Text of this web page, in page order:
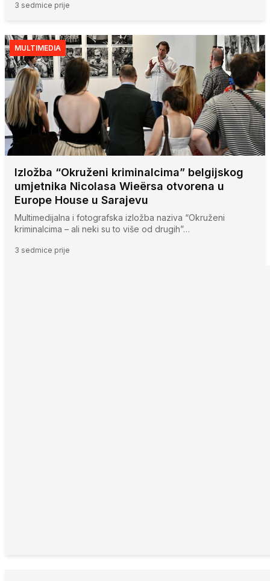
3 sedmice prije
MULTIMEDIA
Izložba “Okruženi kriminalcima” belgijskog
umjetnika Nicolasa Wieërsa otvorena u
Europe House u Sarajevu
Multimedijalna i fotografska izložba naziva “Okruženi
kriminalcima – ali neki su to više od drugih”…
3 sedmice prije